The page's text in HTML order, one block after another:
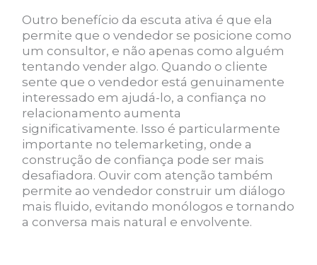
Outro benefício da escuta ativa é que ela
permite que o vendedor se posicione como
um consultor, e não apenas como alguém
tentando vender algo. Quando o cliente
sente que o vendedor está genuinamente
interessado em ajudá-lo, a confiança no
relacionamento aumenta
significativamente. Isso é particularmente
importante no telemarketing, onde a
construção de confiança pode ser mais
desafiadora. Ouvir com atenção também
permite ao vendedor construir um diálogo
mais fluido, evitando monólogos e tornando
a conversa mais natural e envolvente.